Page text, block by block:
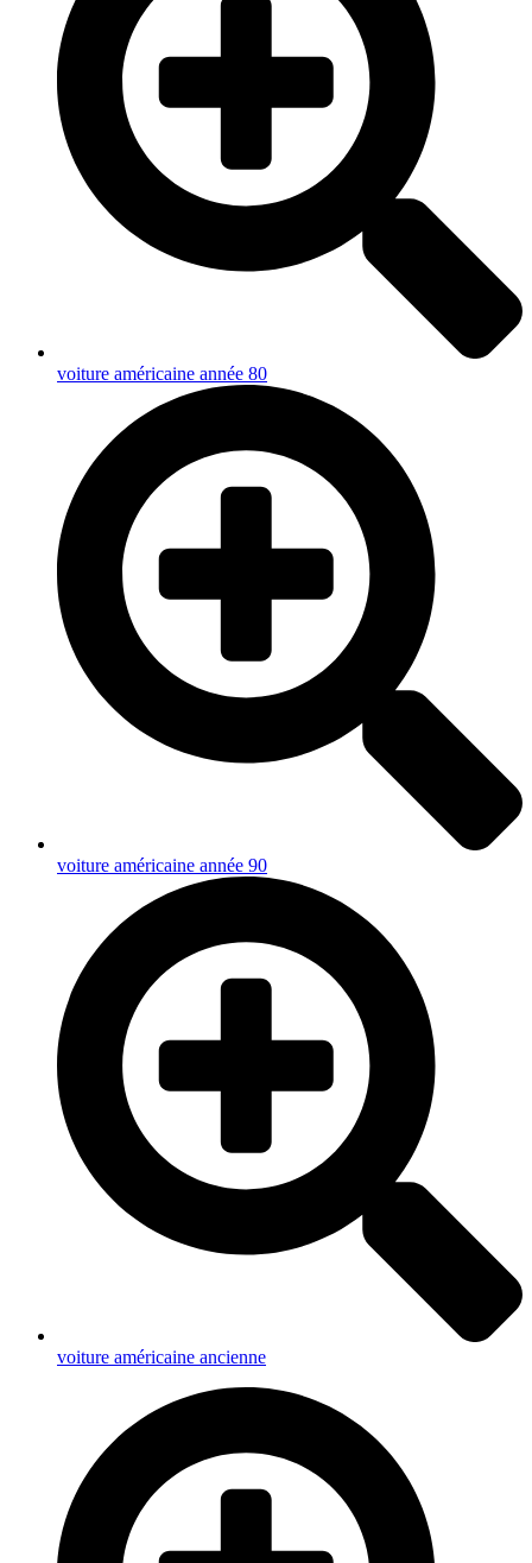
voiture américaine année 80
voiture américaine année 90
voiture américaine ancienne